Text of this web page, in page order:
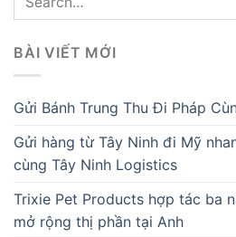
BÀI VIẾT MỚI
Gửi Bánh Trung Thu Đi Pháp
Gửi hàng từ Tây Ninh đi Mỹ
cùng Tây Ninh Logistics
Trixie Pet Products hợp tác ba
mở rộng thị phần tại Anh